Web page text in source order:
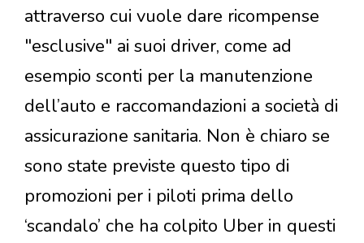
attraverso cui vuole dare ricompense
"esclusive" ai suoi driver, come ad
esempio sconti per la manutenzione
dell’auto e raccomandazioni a società di
assicurazione sanitaria. Non è chiaro se
sono state previste questo tipo di
promozioni per i piloti prima dello
‘scandalo’ che ha colpito Uber in questi